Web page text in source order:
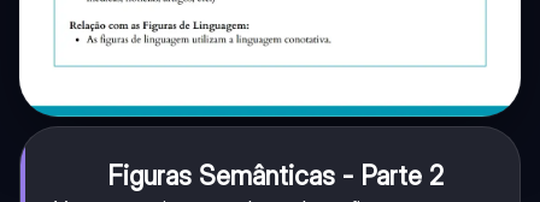
Figuras Semânticas - Parte 2